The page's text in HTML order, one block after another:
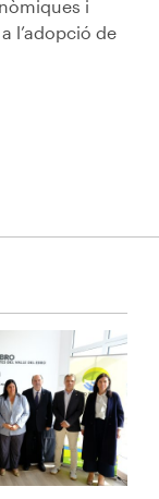
i
l’adopció de